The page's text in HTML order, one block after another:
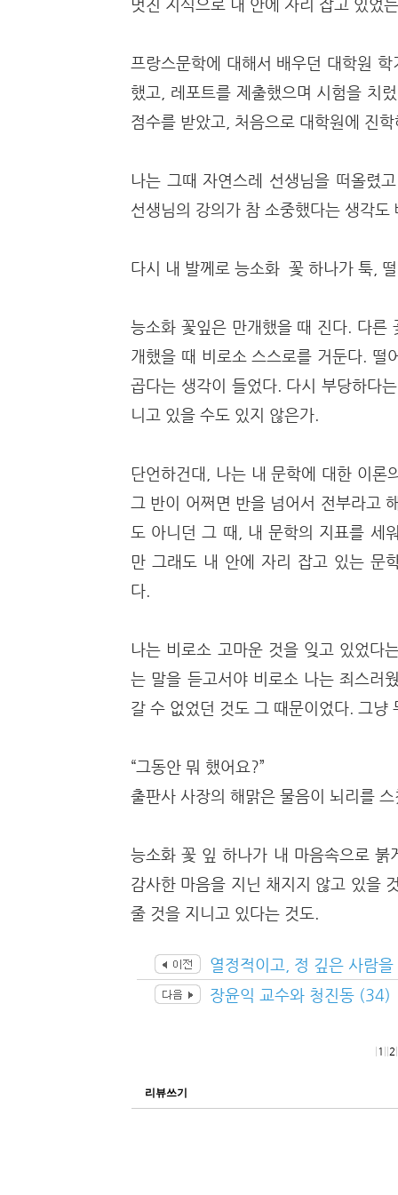
멋진 지식으로 내 안에 자리 잡고 있었
프랑스문학에 대해서 배우던 대학원
했고, 레포트를 제출했으며 시험을 치
점수를 받았고, 처음으로 대학원에 진
나는 그때 자연스레 선생님을 떠올렸
선생님의 강의가 참 소중했다는 생각
다시 내 발께로 능소화 꽃 하나가 툭,
능소화 꽃잎은 만개했을 때 진다. 다른
개했을 때 비로소 스스로를 거둔다. 떨
곱다는 생각이 들었다. 다시 부당하다
니고 있을 수도 있지 않은가.
단언하건대, 나는 내 문학에 대한 이론
그 반이 어쩌면 반을 넘어서 전부라고
도 아니던 그 때, 내 문학의 지표를 세
만 그래도 내 안에 자리 잡고 있는 문
다.
나는 비로소 고마운 것을 잊고 있었다
는 말을 듣고서야 비로소 나는 죄스러
갈 수 없었던 것도 그 때문이었다. 그냥
“그동안 뭐 했어요?”
출판사 사장의 해맑은 물음이 뇌리를
능소화 꽃 잎 하나가 내 마음속으로
감사한 마음을 지닌 채지지 않고 있을
줄 것을 지니고 있다는 것도.
열정적이고, 정 깊은 사람
장윤익 교수와 청진동 (34)
1 2